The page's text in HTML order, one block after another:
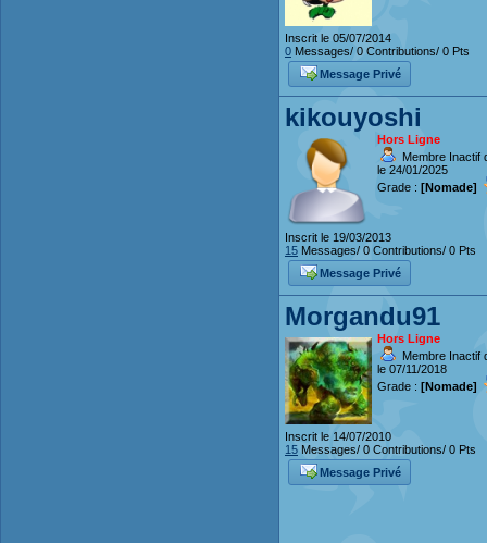
Inscrit le 05/07/2014
0 Messages/ 0 Contributions/ 0 Pts
Message Privé
kikouyoshi
Hors Ligne
Membre Inactif
le 24/01/2025
Grade : [Nomade]
Inscrit le 19/03/2013
15 Messages/ 0 Contributions/ 0 Pts
Message Privé
Morgandu91
Hors Ligne
Membre Inactif
le 07/11/2018
Grade : [Nomade]
Inscrit le 14/07/2010
15 Messages/ 0 Contributions/ 0 Pts
Message Privé